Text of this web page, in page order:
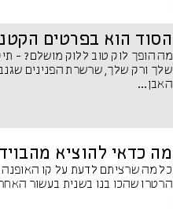
הסוד הוא בפרטים
מה הופך לוק טוב ללוק מושלם? -
שלך ורק שלך, שרשרת הפנינים
האבן...
מה כדאי להוציא מהבוידעם
כל מה שרציתם לדעת על קו האופנה
הרטרו שהכו בנו בשנית בעשור